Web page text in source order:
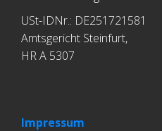
USt-IDNr.: DE251721581
Amtsgericht Steinfurt,
HR A 5307
Impressum